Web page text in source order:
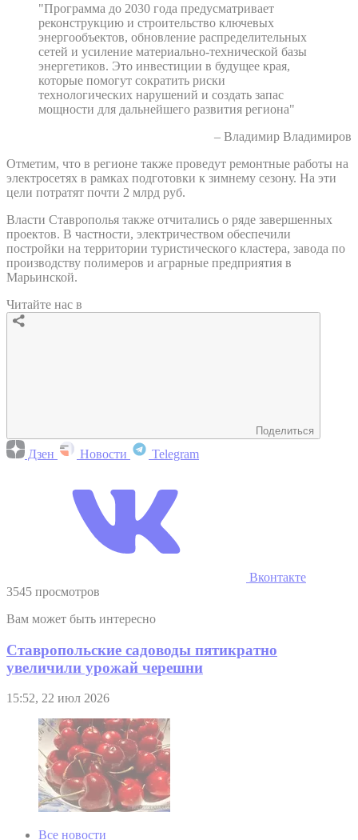
"Программа до 2030 года предусматривает
реконструкцию и строительство ключевых
энергообъектов, обновление распределительных
сетей и усиление материально-технической базы
энергетиков. Это инвестиции в будущее края,
которые помогут сократить риски
технологических нарушений и создать запас
мощности для дальнейшего развития региона"
– Владимир Владимиров
Отметим, что в регионе также проведут ремонтные работы на
электросетях в рамках подготовки к зимнему сезону. На эти
цели потратят почти 2 млрд руб.
Власти Ставрополья также отчитались о ряде завершенных
проектов. В частности, электричеством обеспечили
постройки на территории туристического кластера, завода по
производству полимеров и аграрные предприятия в
Марьинской.
Читайте нас в
Поделиться
Дзен Новости Telegram
Вконтакте
3545 просмотров
Вам может быть интересно
Ставропольские садоводы пятикратно
увеличили урожай черешни
15:52, 22 июл 2026
Все новости